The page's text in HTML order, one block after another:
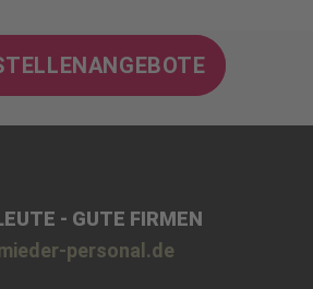
- GUTE FIRMEN
personal.de